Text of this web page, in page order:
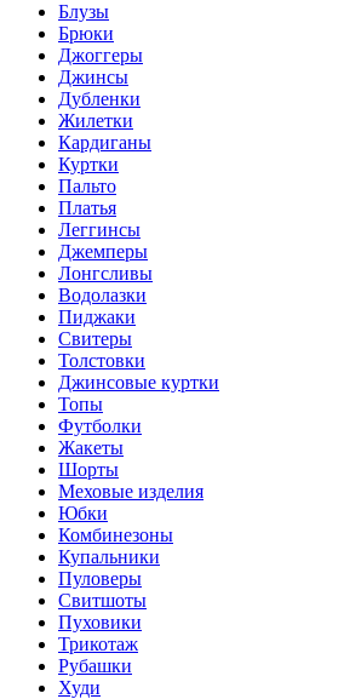
Блузы
Брюки
Джоггеры
Джинсы
Дубленки
Жилетки
Кардиганы
Куртки
Пальто
Платья
Леггинсы
Джемперы
Лонгсливы
Водолазки
Пиджаки
Свитеры
Толстовки
Джинсовые куртки
Топы
Футболки
Жакеты
Шорты
Меховые изделия
Юбки
Комбинезоны
Купальники
Пуловеры
Свитшоты
Пуховики
Трикотаж
Рубашки
Худи